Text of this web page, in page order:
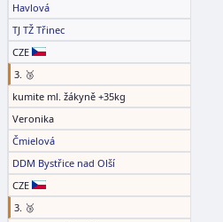
Havlová
TJ TŽ Třinec
CZE
3. 🥉
kumite ml. žákyně +35kg
Veronika
Čmielová
DDM Bystřice nad Olší
CZE
3. 🥉